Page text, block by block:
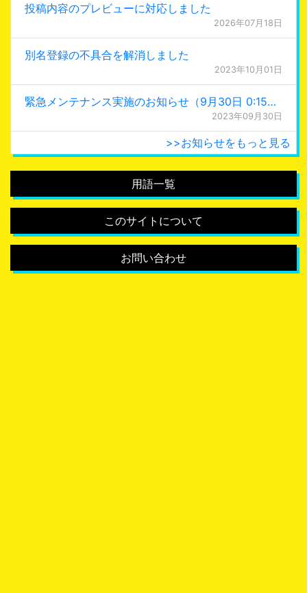
投稿内容のプレビューに対応しました
2026年07月18日
別名登録の不具合を解消しました
2023年10月01日
緊急メンテナンス実施のお知らせ（9月30日 0:15更新）
2023年09月30日
>>お知らせをもっと見る
用語一覧
このサイトについて
お問い合わせ